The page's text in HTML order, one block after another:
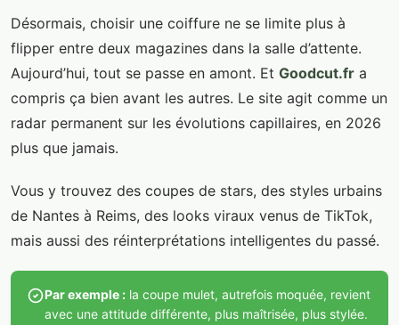
Désormais, choisir une coiffure ne se limite plus à
flipper entre deux magazines dans la salle d’attente.
Aujourd’hui, tout se passe en amont. Et Goodcut.fr a
compris ça bien avant les autres. Le site agit comme un
radar permanent sur les évolutions capillaires, en 2026
plus que jamais.
Vous y trouvez des coupes de stars, des styles urbains
de Nantes à Reims, des looks viraux venus de TikTok,
mais aussi des réinterprétations intelligentes du passé.
Par exemple : la coupe mulet, autrefois moquée, revient
avec une attitude différente, plus maîtrisée, plus stylée.